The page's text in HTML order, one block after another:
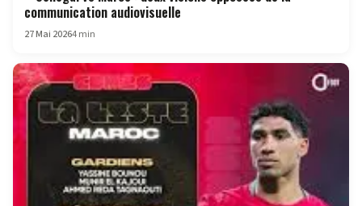
communication audiovisuelle
27 Mai 20264 min